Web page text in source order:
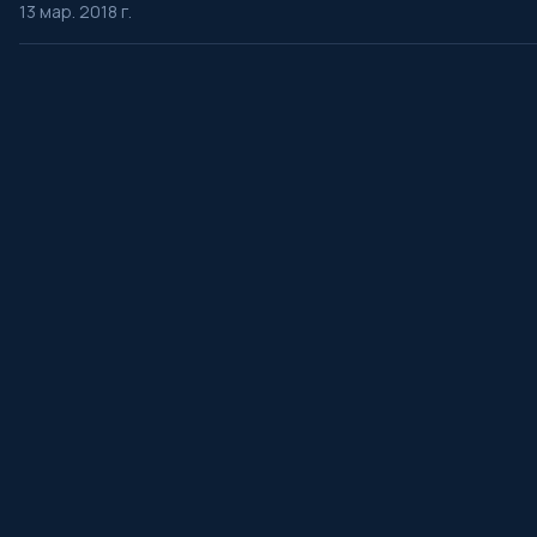
13 мар. 2018 г.